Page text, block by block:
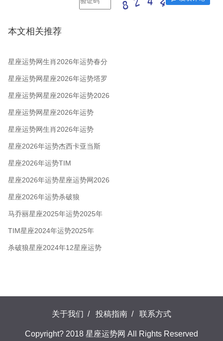
本文相关推荐
星座运势网生肖2026年运势春分
运势
星座运势网星座2026年运势塔罗
春分运势
星座运势网星座2026年运势2026
年春分运势
星座运势网星座2026年运势
星座运势网生肖2026年运势
星座2026年运势杰西卡亚当斯
星座2026年运势TIM
星座2026年运势星座运势网2026
年开运锦囊
星座2026年运势杀破狼
马乔丽星座2025年运势2025年
TIM星座2024年运势2025年
杀破狼星座2024年12星座运势
关于我们 / 投稿指南 / 联系方式
Copyright? 2018 星座运势网 All Rights Reserved